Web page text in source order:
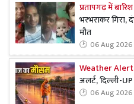
प्रतापगढ़ में
भरभराकर गिरा,
मौत
06 Aug 2026
Weather
अलर्ट, दिल्ली-
06 Aug